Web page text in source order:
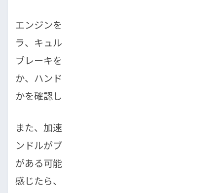
エンジンをかけたときに異常な音(ガラガ
ラ、キュルキュルといった音)がしないか、
ブレーキを踏んだときにキーキーと鳴らない
か、ハンドルを切ったときにスムーズに動く
かを確認しましょう。
また、加速時や停車時に車体が揺れたり、ハ
ンドルがブレたりする場合は、足回りに問題
がある可能性があります。少しでも違和感を
感じたら、遠慮せず販売店のスタッフに質問